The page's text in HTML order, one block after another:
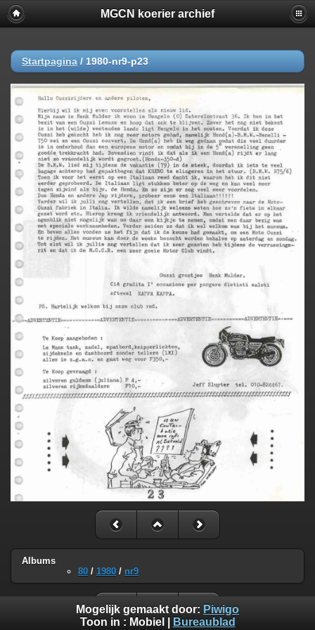
MGCN koerier archief
Startpagina / 1980-nr9-p23
Albums
80 / 1980 / nr9
Mogelijk gemaakt door: Piwigo
Toon in : Mobiel Bureaublad